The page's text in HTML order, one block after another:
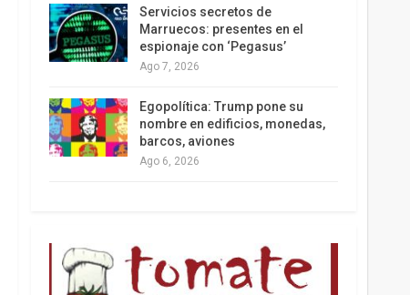
Servicios secretos de
Marruecos: presentes en el
espionaje con ‘Pegasus’
Ago 7, 2026
Egopolítica: Trump pone su
nombre en edificios, monedas,
barcos, aviones
Ago 6, 2026